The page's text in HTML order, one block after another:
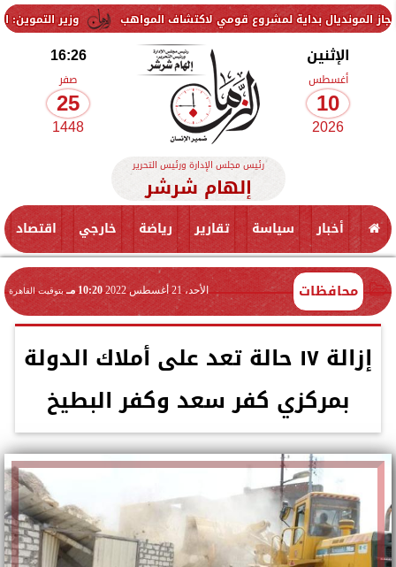
وزير التموين: استمرار بداية لمشروع قومي لاكتشاف المواهب
الإثنين
أغسطس
10
2026
16:26
صفر
25
1448
رئيس مجلس الإدارة ورئيس التحرير
إلهام شرشر
أخبار سياسة تقارير رياضة خارجي اقتصاد
محافظات الأحد، 21 أغسطس 2022 10:20 مـ بتوقيت القاهرة
إزالة ١٧ حالة تعد على أملاك الدولة
بمركزي كفر سعد وكفر البطيخ